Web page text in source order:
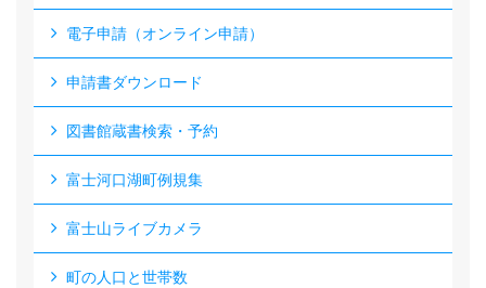
電子申請（オンライン申請）
申請書ダウンロード
図書館蔵書検索・予約
富士河口湖町例規集
富士山ライブカメラ
町の人口と世帯数